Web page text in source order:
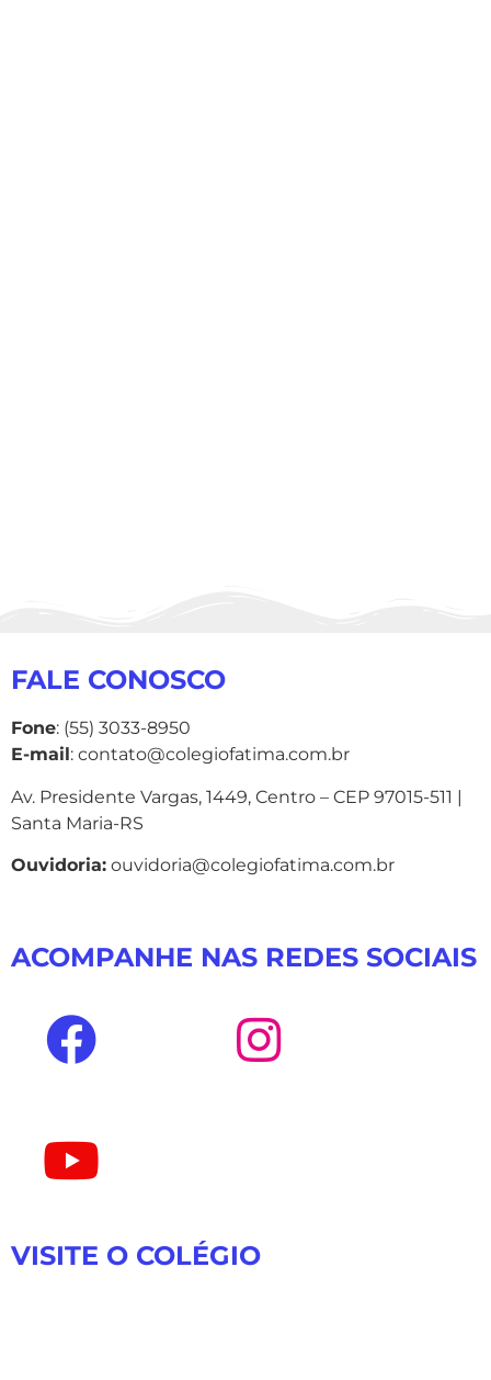
FALE CONOSCO
Fone: (55) 3033-8950
E-mail: contato@colegiofatima.com.br
Av. Presidente Vargas, 1449, Centro – CEP 97015-511 |
Santa Maria-RS
Ouvidoria: ouvidoria@colegiofatima.com.br
ACOMPANHE NAS REDES SOCIAIS
VISITE O COLÉGIO